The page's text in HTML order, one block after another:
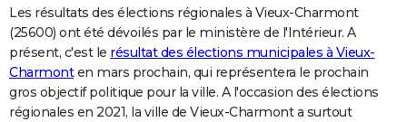
S'inscrire
Se connecter
Lycées
Collèges
Primaires
Universités
Entreprises
Service militaire
Avis de recherche
AVIS DE DÉCÈS
FORUM
Bricolage
Lifestyle
Culture
Television
Voyage
Les résultats des élections régionales à Vieux-Charmont
(25600) ont été dévoilés par le ministère de l'Intérieur. A
présent, c'est le résultat des élections municipales à Vieux-
Charmonten mars prochain, qui représentera le prochain
gros objectif politique pour la ville. A l'occasion des élections
régionales en 2021, la ville de Vieux-Charmont a surtout